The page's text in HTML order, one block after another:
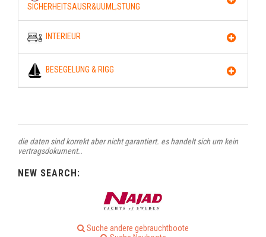
SICHERHEITSAUSR&UUML;STUNG
INTERIEUR
BESEGELUNG & RIGG
die daten sind korrekt aber nicht garantiert. es handelt sich um kein
vertragsdokument..
NEW SEARCH:
Suche andere gebrauchtboote